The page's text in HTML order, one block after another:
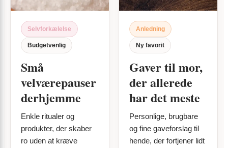
Selvforkælelse
Budgetvenlig
Små
velværepauser
derhjemme
Enkle ritualer og
produkter, der skaber
ro uden at kræve
Anledning
Ny favorit
Gaver til mor,
der allerede
har det meste
Personlige, brugbare
og fine gaveforslag til
hende, der fortjener lidt